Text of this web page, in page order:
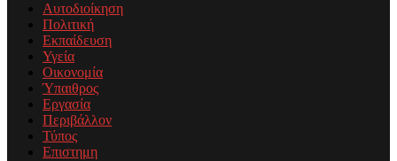
Αυτοδιοίκηση
Πολιτική
Εκπαίδευση
Υγεία
Οικονομία
Ύπαιθρος
Εργασία
Περιβάλλον
Τύπος
Επιστημη